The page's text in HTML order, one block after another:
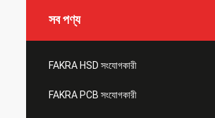
সব পণ্য
FAKRA HSD সংযোগকারী
FAKRA PCB সংযোগকারী